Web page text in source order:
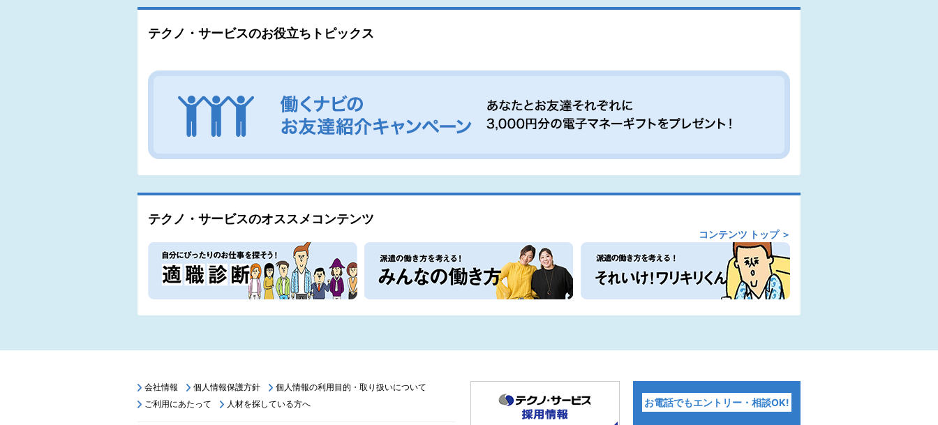
テクノ・サービスのお役立ちトピックス
テクノ・サービスのオススメコンテンツ
コンテンツ トップ
会社情報 個人情報保護方針
個人情報の利用目的・取り扱いについて
ご利用にあたって
人材を探している方へ お電話でもエントリー・相談OK!